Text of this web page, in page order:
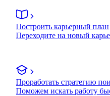
Построить карьерный план
Переходите на новый
Проработать стратегию
Поможем искать работу